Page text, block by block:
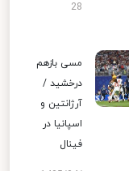
28
مسی بازهم
درخشید /
آرژانتین و
اسپانیا در
فینال